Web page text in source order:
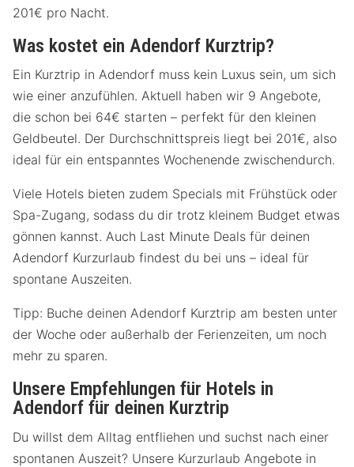
201€ pro Nacht.
Was kostet ein Adendorf Kurztrip?
Ein Kurztrip in Adendorf muss kein Luxus sein, um sich
wie einer anzufühlen. Aktuell haben wir 9 Angebote,
die schon bei 64€ starten – perfekt für den kleinen
Geldbeutel. Der Durchschnittspreis liegt bei 201€, also
ideal für ein entspanntes Wochenende zwischendurch.
Viele Hotels bieten zudem Specials mit Frühstück oder
Spa-Zugang, sodass du dir trotz kleinem Budget etwas
gönnen kannst. Auch Last Minute Deals für deinen
Adendorf Kurzurlaub findest du bei uns – ideal für
spontane Auszeiten.
Tipp: Buche deinen Adendorf Kurztrip am besten unter
der Woche oder außerhalb der Ferienzeiten, um noch
mehr zu sparen.
Unsere Empfehlungen für Hotels in
Adendorf für deinen Kurztrip
Du willst dem Alltag entfliehen und suchst nach einer
spontanen Auszeit? Unsere Kurzurlaub Angebote in